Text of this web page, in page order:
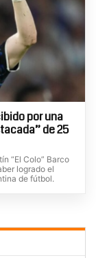
por una
de 25
“El Colo” Barco
logrado el
de fútbol.